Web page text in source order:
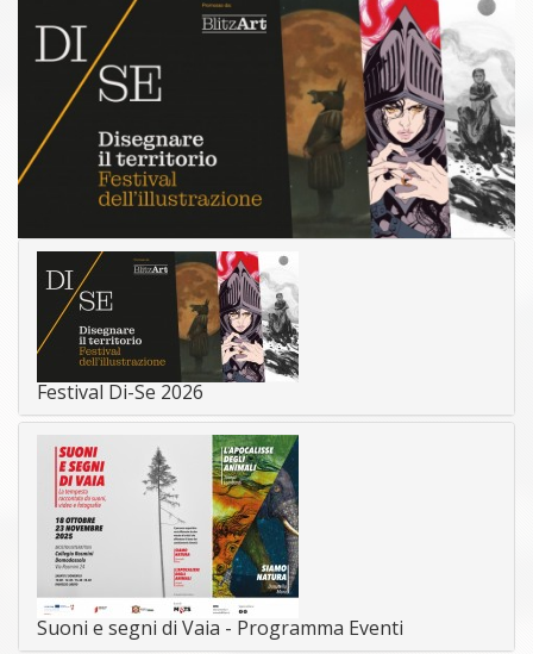
Festival Di-Se 2026
Suoni e segni di Vaia - Programma Eventi